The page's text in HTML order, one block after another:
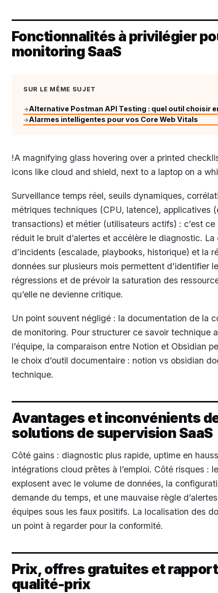
Fonctionnalités à privilégier
monitoring SaaS
SUR LE MÊME SUJET
→Alternative Postman API Testing : quel outil choisir
→Alarmes intelligentes pour vos Core Web Vitals
!A magnifying glass hovering over a printed
icons like cloud and shield, next to a laptop on a
Surveillance temps réel, seuils dynamiques,
métriques techniques (CPU, latence), applicatives
transactions) et métier (utilisateurs actifs) : c’est ce
réduit le bruit d’alertes et accélère le diagnostic. La
d’incidents (escalade, playbooks, historique) et la
données sur plusieurs mois permettent d’identifier
régressions et de prévoir la saturation des
qu’elle ne devienne critique.
Un point souvent négligé : la documentation de la
de monitoring. Pour structurer ce savoir technique
l’équipe, la comparaison entre Notion et Obsidian
le choix d’outil documentaire : notion vs obsidian
technique.
Avantages et inconvénients
solutions de supervision SaaS
Côté gains : diagnostic plus rapide, uptime en
intégrations cloud prêtes à l’emploi. Côté risques :
explosent avec le volume de données, la
demande du temps, et une mauvaise règle
équipes sous les faux positifs. La localisation des
un point à regarder pour la conformité.
Prix, offres gratuites et rapport
qualité-prix